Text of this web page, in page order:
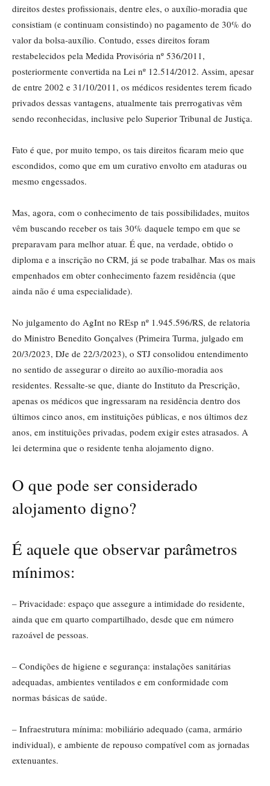
direitos destes profissionais, dentre eles, o auxílio-moradia que
consistiam (e continuam consistindo) no pagamento de 30% do
valor da bolsa-auxílio. Contudo, esses direitos foram
restabelecidos pela Medida Provisória nº 536/2011,
posteriormente convertida na Lei nº 12.514/2012. Assim, apesar
de entre 2002 e 31/10/2011, os médicos residentes terem ficado
privados dessas vantagens, atualmente tais prerrogativas vêm
sendo reconhecidas, inclusive pelo Superior Tribunal de Justiça.
Fato é que, por muito tempo, os tais direitos ficaram meio que
escondidos, como que em um curativo envolto em ataduras ou
mesmo engessados.
Mas, agora, com o conhecimento de tais possibilidades, muitos
vêm buscando receber os tais 30% daquele tempo em que se
preparavam para melhor atuar. É que, na verdade, obtido o
diploma e a inscrição no CRM, já se pode trabalhar. Mas os mais
empenhados em obter conhecimento fazem residência (que
ainda não é uma especialidade).
No julgamento do AgInt no REsp nº 1.945.596/RS, de relatoria
do Ministro Benedito Gonçalves (Primeira Turma, julgado em
20/3/2023, DJe de 22/3/2023), o STJ consolidou entendimento
no sentido de assegurar o direito ao auxílio-moradia aos
residentes. Ressalte-se que, diante do Instituto da Prescrição,
apenas os médicos que ingressaram na residência dentro dos
últimos cinco anos, em instituições públicas, e nos últimos dez
anos, em instituições privadas, podem exigir estes atrasados. A
lei determina que o residente tenha alojamento digno.
O que pode ser considerado
alojamento digno?
É aquele que observar parâmetros
mínimos:
– Privacidade: espaço que assegure a intimidade do residente,
ainda que em quarto compartilhado, desde que em número
razoável de pessoas.
– Condições de higiene e segurança: instalações sanitárias
adequadas, ambientes ventilados e em conformidade com
normas básicas de saúde.
– Infraestrutura mínima: mobiliário adequado (cama, armário
individual), e ambiente de repouso compatível com as jornadas
extenuantes.